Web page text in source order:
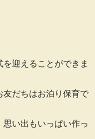
迎えることができま
友だちはお泊り保育で
い出もいっぱい作っ